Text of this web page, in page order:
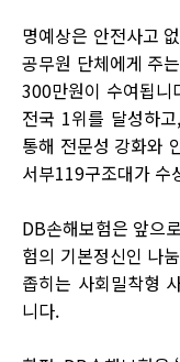
명예상은 안전사고
공무원 단체에게 주
300만원이 수여됩니
전국 1위를 달성하
통해 전문성 강화와
서부119구조대가 수
DB손해보험은 앞으
험의 기본정신인 나
좁히는 사회밀착형
니다.